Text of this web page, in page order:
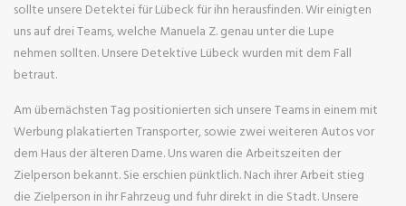
sollte unsere Detektei für Lübeck für ihn herausfinden. Wir einigten
uns auf drei Teams, welche Manuela Z. genau unter die Lupe
nehmen sollten. Unsere Detektive Lübeck wurden mit dem Fall
betraut.
Am übernächsten Tag positionierten sich unsere Teams in einem mit
Werbung plakatierten Transporter, sowie zwei weiteren Autos vor
dem Haus der älteren Dame. Uns waren die Arbeitszeiten der
Zielperson bekannt. Sie erschien pünktlich. Nach ihrer Arbeit stieg
die Zielperson in ihr Fahrzeug und fuhr direkt in die Stadt. Unsere